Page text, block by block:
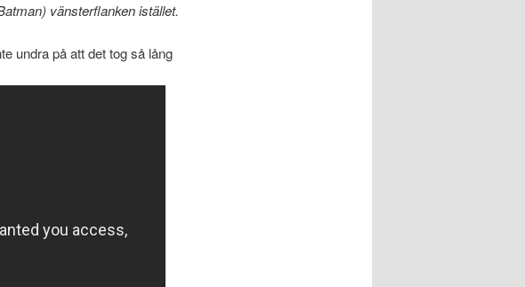
vänsterflanken istället.
undra på att det tog så lång